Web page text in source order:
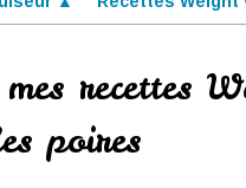
recettes
poires